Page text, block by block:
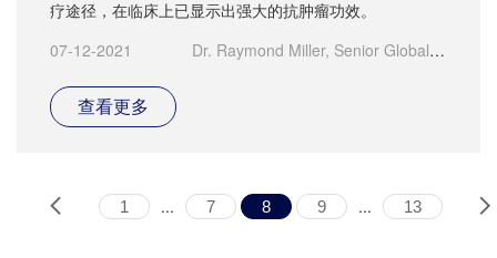
疗途径，在临床上已显示出强大的抗肿瘤功效。
07-12-2021
Dr. Raymond Miller, Senior Global
查看更多
1 ... 7 8 9 ... 13